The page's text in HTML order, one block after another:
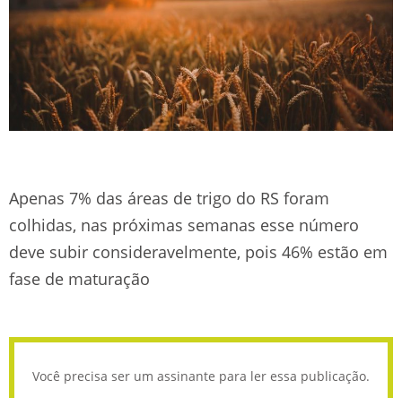
Apenas 7% das áreas de trigo do RS foram
colhidas, nas próximas semanas esse número
deve subir consideravelmente, pois 46% estão em
fase de maturação
Você precisa ser um assinante para ler essa publicação.